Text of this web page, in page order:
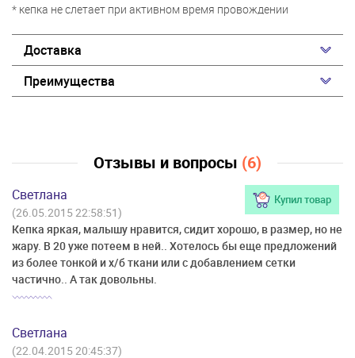
* кепка не слетает при активном время провождении
Доставка
Преимущества
Отзывы и вопросы (6)
Светлана Купил товар
(26.05.2015 22:58:51)
Кепка яркая, малышу нравится, сидит хорошо, в размер, но не
жару. В 20 уже потеем в ней.. Хотелось бы еще предложений
из более тонкой и х/б ткани или с добавлением сетки
частично.. А так довольны.
Светлана
(22.04.2015 20:45:37)